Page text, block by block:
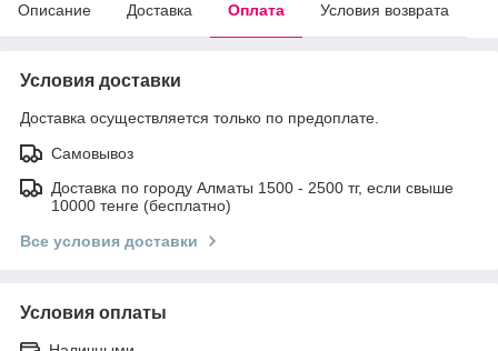
Описание Доставка Оплата Условия возврата
Условия доставки
Доставка осуществляется только по предоплате.
Самовывоз
Доставка по городу Алматы 1500 - 2500 тг, если свыше
10000 тенге (бесплатно)
Все условия доставки
Условия оплаты